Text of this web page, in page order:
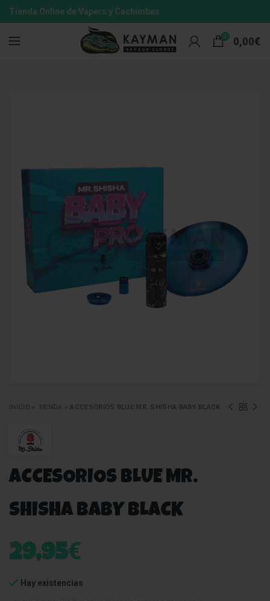
Tienda Online de Vapers y Cachimbas
0 0,00€
»ACCESORIOS BLUE MR. SHISHA BABY BLACK
ACCESORIOS BLUE MR.
SHISHA BABY BLACK
29,95€
Hay existencias